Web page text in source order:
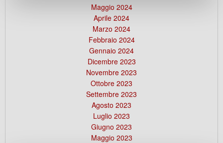
Maggio 2024
Aprile 2024
Marzo 2024
Febbraio 2024
Gennaio 2024
Dicembre 2023
Novembre 2023
Ottobre 2023
Settembre 2023
Agosto 2023
Luglio 2023
Giugno 2023
Maggio 2023